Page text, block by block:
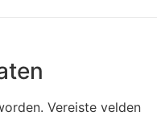
Vereiste velden